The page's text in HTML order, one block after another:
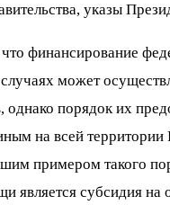
указы
финансирование
может
порядок их
на всей территории
примером такого
является субсидия на